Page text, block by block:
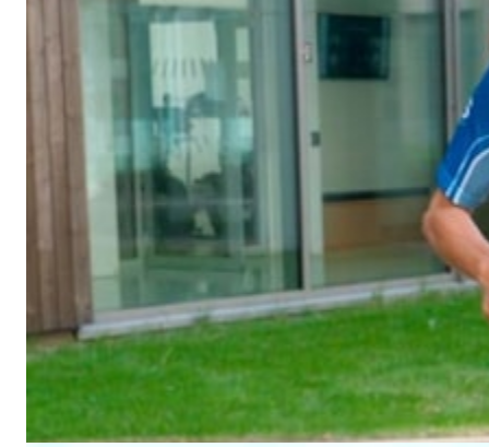
Nivå 3, uke 5
Du har passert halvveis i Hjertekampens 8 ukers program!
Én måned med trening er gjennomført og du kan
forhåpentligvis begynne å kjenne på flyten.